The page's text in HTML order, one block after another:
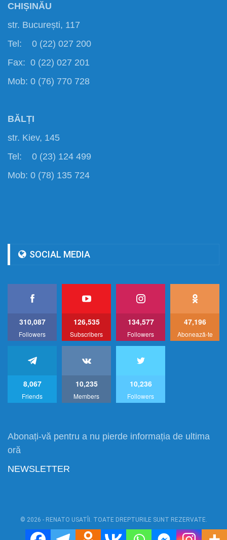
CHIȘINĂU
str. București, 117
Tel: 0 (22) 027 200
Fax: 0 (22) 027 201
Mob: 0 (76) 770 728
BĂLȚI
str. Kiev, 145
Tel: 0 (23) 124 499
Mob: 0 (78) 135 724
SOCIAL MEDIA
310,087
Followers
126,535
Subscribers
134,577
Followers
47,196
Abonează-te
8,067
Friends
10,235
Members
10,236
Followers
Abonați-vă pentru a nu pierde informația de ultima
oră
NEWSLETTER
© 2026 - RENATO USATÎI. TOATE DREPTURILE SUNT REZERVATE.
Power by:RU1